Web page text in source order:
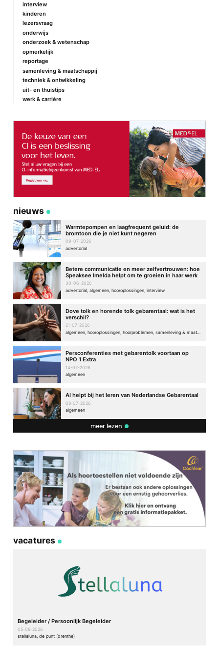
Naam*
E-mail*
interview
kinderen
lezersvraag
onderwijs
onderzoek & wetenschap
opmerkelijk
reportage
samenleving & maatschappij
techniek & ontwikkeling
uit- en thuistips
werk & carrière
nieuws
Warmtepompen en laagfrequent geluid: de
bromtoon die je niet kunt negeren
09-07-2026
advertorial
Betere communicatie en meer zelfvertrouwen: hoe
Speaksee Imelda helpt om te groeien in haar werk
30-06-2026
advertorial, algemeen, hooroplossingen, interview
Dove tolk en horende tolk gebarentaal: wat is het
verschil?
21-07-2026
Persconferenties met gebarentolk voortaan op
NPO 1 Extra
14-07-2026
algemeen
AI helpt bij het leren van Nederlandse Gebarentaal
08-07-2026
algemeen
meer lezen
vacatures
Begeleider / Persoonlijk Begeleider
05-08-2026
stellaluna, de punt (drenthe)